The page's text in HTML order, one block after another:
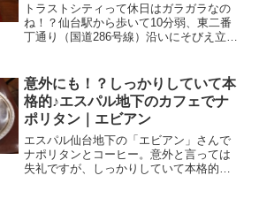
トラストシティって休日はガラガラなの
ね！？仙台駅から歩いて10分弱、東二番
丁通り（国道286号線）沿いにそびえ立つ
すが、そのときはいかにもビジネスマン
＆OL！って感じの...
意外にも！？しっかりしていて本
格的♪エスパル地下のカフェでナ
ポリタン｜エビアン
エスパル仙台地下の「エビアン」さんで
ナポリタンとコーヒー。意外と言っては
失礼ですが、しっかりしていて本格的で